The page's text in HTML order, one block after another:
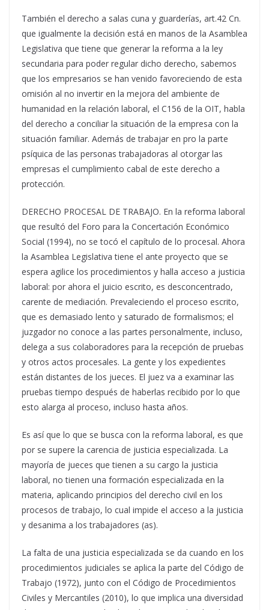
También el derecho a salas cuna y guarderías, art.42 Cn.
que igualmente la decisión está en manos de la Asamblea
Legislativa que tiene que generar la reforma a la ley
secundaria para poder regular dicho derecho, sabemos
que los empresarios se han venido favoreciendo de esta
omisión al no invertir en la mejora del ambiente de
humanidad en la relación laboral, el C156 de la OIT, habla
del derecho a conciliar la situación de la empresa con la
situación familiar. Además de trabajar en pro la parte
psíquica de las personas trabajadoras al otorgar las
empresas el cumplimiento cabal de este derecho a
protección.
DERECHO PROCESAL DE TRABAJO. En la reforma laboral
que resultó del Foro para la Concertación Económico
Social (1994), no se tocó el capítulo de lo procesal. Ahora
la Asamblea Legislativa tiene el ante proyecto que se
espera agilice los procedimientos y halla acceso a justicia
laboral: por ahora el juicio escrito, es desconcentrado,
carente de mediación. Prevaleciendo el proceso escrito,
que es demasiado lento y saturado de formalismos; el
juzgador no conoce a las partes personalmente, incluso,
delega a sus colaboradores para la recepción de pruebas
y otros actos procesales. La gente y los expedientes
están distantes de los jueces. El juez va a examinar las
pruebas tiempo después de haberlas recibido por lo que
esto alarga al proceso, incluso hasta años.
Es así que lo que se busca con la reforma laboral, es que
por se supere la carencia de justicia especializada. La
mayoría de jueces que tienen a su cargo la justicia
laboral, no tienen una formación especializada en la
materia, aplicando principios del derecho civil en los
procesos de trabajo, lo cual impide el acceso a la justicia
y desanima a los trabajadores (as).
La falta de una justicia especializada se da cuando en los
procedimientos judiciales se aplica la parte del Código de
Trabajo (1972), junto con el Código de Procedimientos
Civiles y Mercantiles (2010), lo que implica una diversidad